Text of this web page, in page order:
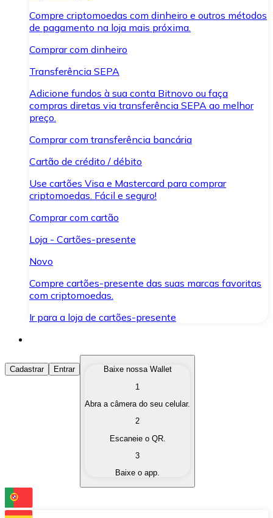
Compre criptomoedas com dinheiro e outros métodos
de pagamento na loja mais próxima.
Comprar com dinheiro
Transferência SEPA
Adicione fundos à sua conta Bitnovo ou faça
compras diretas via transferência SEPA ao melhor
preço.
Comprar com transferência bancária
Cartão de crédito / débito
Use cartões Visa e Mastercard para comprar
criptomoedas. Fácil e seguro!
Comprar com cartão
Loja - Cartões-presente
Novo
Compre cartões-presente das suas marcas favoritas
com criptomoedas.
Ir para a loja de cartões-presente
Comprar Criptomoedas
Compre as criptomoedas de seu interesse de forma
Converta suas criptomoedas em moeda fiduciária
Troque uma criptomoeda por outra
Cadastrar Entrar
Baixe nossa Wallet
1
Abra a câmera do seu celular.
2
Escaneie o QR.
3
Baixe o app.